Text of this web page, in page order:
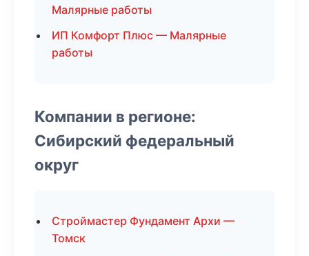
Малярные работы
ИП Комфорт Плюс — Малярные
работы
Компании в регионе:
Сибирский федеральный
округ
Строймастер Фундамент Архи —
Томск